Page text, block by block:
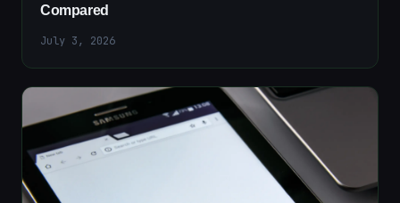
Compared
July 3, 2026